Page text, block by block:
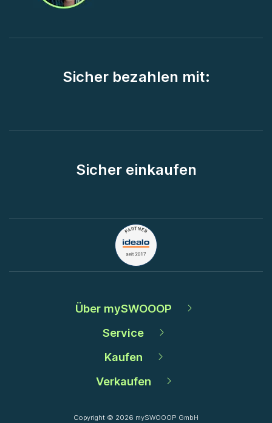
Sicher bezahlen mit:
Sicher einkaufen
Über mySWOOOP
Service
Kaufen
Verkaufen
Copyright © 2026 mySWOOOP GmbH